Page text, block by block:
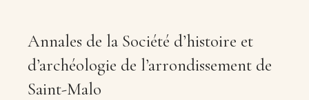
Annales de la Société d’histoire et
d’archéologie de l’arrondissement de
Saint-Malo